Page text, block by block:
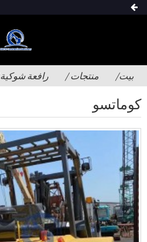
بيت منتجات رافعة شوكية
كوماتسو